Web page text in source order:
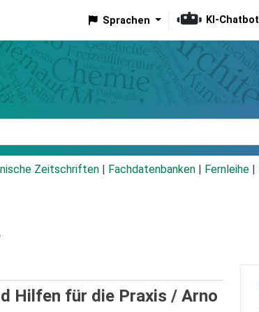
Sprachen KI-Chatbot
Zeitschriften Fachdatenbanken Fernleihe
Hilfen für die Praxis / Arno